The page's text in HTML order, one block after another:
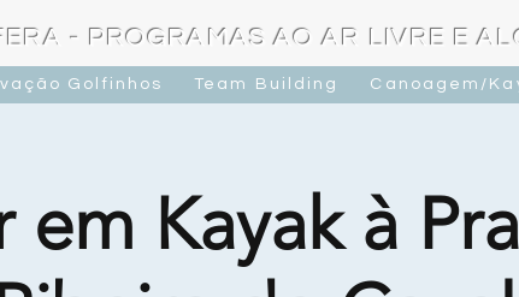
- PROGRAMAS AO AR LIVRE E
Golfinhos Team Building Canoagem/
em Kayak à